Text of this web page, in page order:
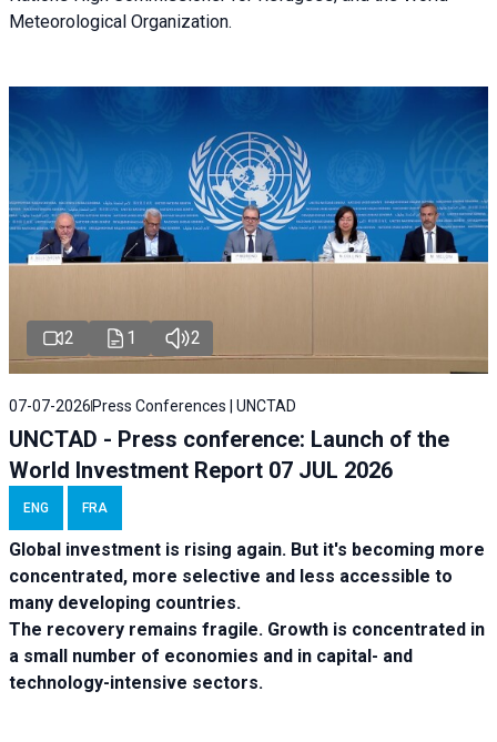
Meteorological Organization.
2 1 2
07-07-2026 Press Conferences | UNCTAD
UNCTAD - Press conference: Launch of the
World Investment Report 07 JUL 2026
ENG FRA
Global investment is rising again. But it's becoming more
concentrated, more selective and less accessible to
many developing countries.
The recovery remains fragile. Growth is concentrated in
a small number of economies and in capital- and
technology-intensive sectors.